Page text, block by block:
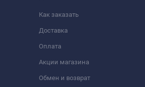
Как заказать
Доставка
Оплата
Акции магазина
Обмен и возврат